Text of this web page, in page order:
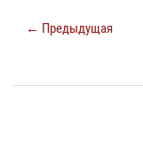
← Предыдущая